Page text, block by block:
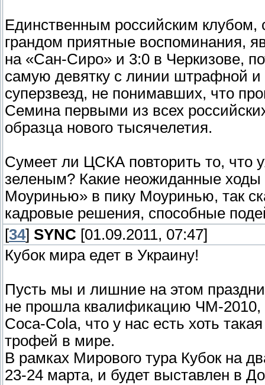
Единственным российским клубом,
грандом приятные воспоминания,
на «Сан-Сиро» и 3:0 в Черкизове,
самую девятку с линии штрафной
суперзвезд, не понимавших, что
Семина первыми из всех
образца нового тысячелетия.
Сумеет ли ЦСКА повторить то, что
зеленым? Какие неожиданные ходы
Моуринью» в пику Моуринью, так
кадровые решения, способные
[34] SYNC [01.09.2011, 07:47]
Кубок мира едет в Украину!
Пусть мы и лишние на этом
не прошла квалификацию ЧМ-2010,
Coca-Cola, что у нас есть хоть
трофей в мире.
В рамках Мирового тура Кубок на
23-24 марта, и будет выставлен в